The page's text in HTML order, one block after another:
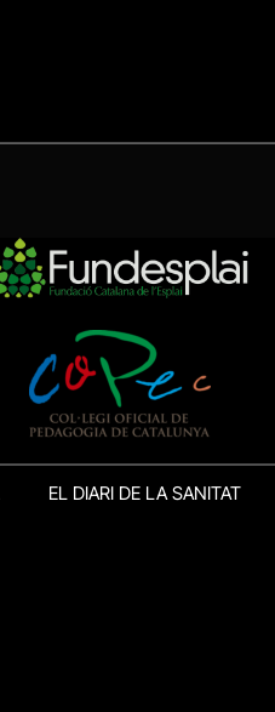
EL DIARI DE LA SANITAT